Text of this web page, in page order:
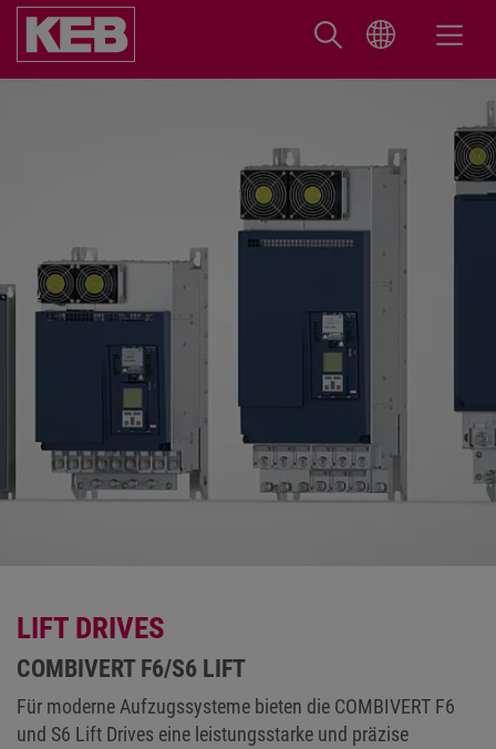
LIFT DRIVES
COMBIVERT F6/S6 LIFT
Für moderne Aufzugssysteme bieten die COMBIVERT F6
und S6 Lift Drives eine leistungsstarke und präzise